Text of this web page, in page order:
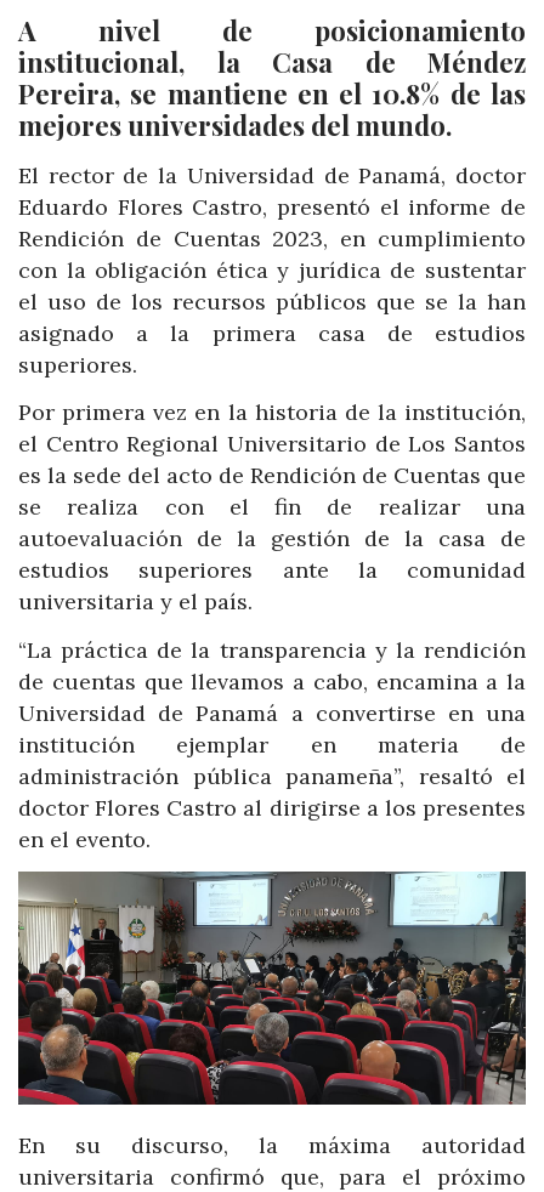
A nivel de posicionamiento
institucional, la Casa de Méndez
Pereira, se mantiene en el 10.8% de las
mejores universidades del mundo.
El rector de la Universidad de Panamá, doctor
Eduardo Flores Castro, presentó el informe de
Rendición de Cuentas 2023, en cumplimiento
con la obligación ética y jurídica de sustentar
el uso de los recursos públicos que se la han
asignado a la primera casa de estudios
superiores.
Por primera vez en la historia de la institución,
el Centro Regional Universitario de Los Santos
es la sede del acto de Rendición de Cuentas que
se realiza con el fin de realizar una
autoevaluación de la gestión de la casa de
estudios superiores ante la comunidad
universitaria y el país.
“La práctica de la transparencia y la rendición
de cuentas que llevamos a cabo, encamina a la
Universidad de Panamá a convertirse en una
institución ejemplar en materia de
administración pública panameña”, resaltó el
doctor Flores Castro al dirigirse a los presentes
en el evento.
En su discurso, la máxima autoridad
universitaria confirmó que, para el próximo